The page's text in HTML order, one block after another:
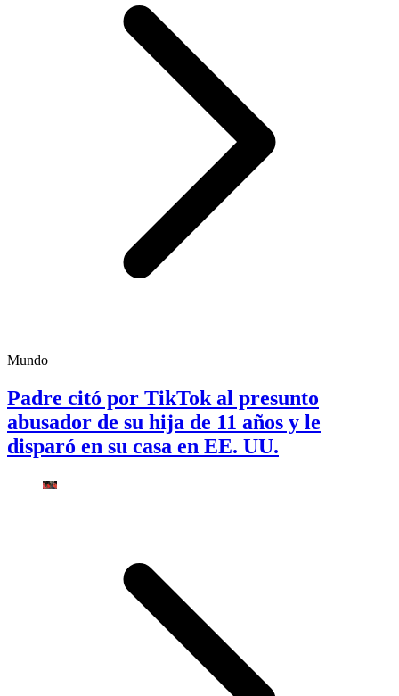
Mundo
Padre citó por TikTok al presunto
abusador de su hija de 11 años y le
disparó en su casa en EE. UU.